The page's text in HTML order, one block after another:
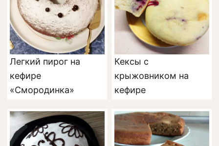
Легкий пирог на
кефире
«Смородинка»
Кексы с
крыжовником на
кефире